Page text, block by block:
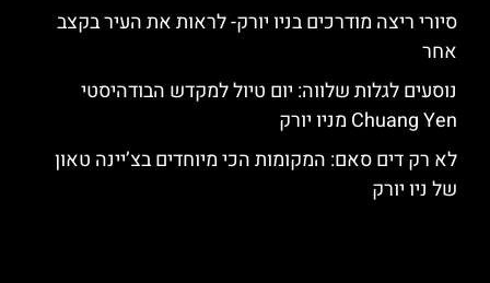
סיורי ריצה מודרכים בניו יורק- לראות את העיר בקצב
אחר
נוסעים לגלות שלווה: יום טיול למקדש הבודהיסטי
Chuang Yen מניו יורק
לא רק דים סאם: המקומות הכי מיוחדים בצ’יינה טאון
של ניו יורק